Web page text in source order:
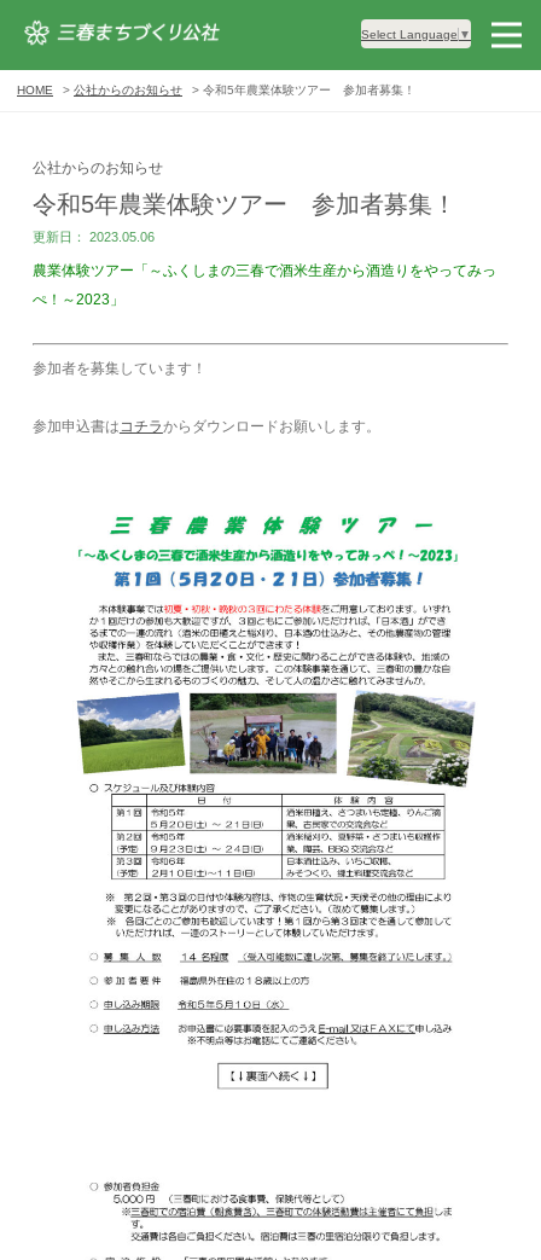
Select Language ▼
HOME 公社からのお知らせ 令和5年農業体験ツアー 参加者募集！
公社からのお知らせ
令和5年農業体験ツアー 参加者募集！
更新日： 2023.05.06
農業体験ツアー 「～ふくしまの三春で酒米生産から酒造りをやってみっ
ぺ！～2023」
参加者を募集しています！
参加申込書はコチラからダウンロードお願いします。